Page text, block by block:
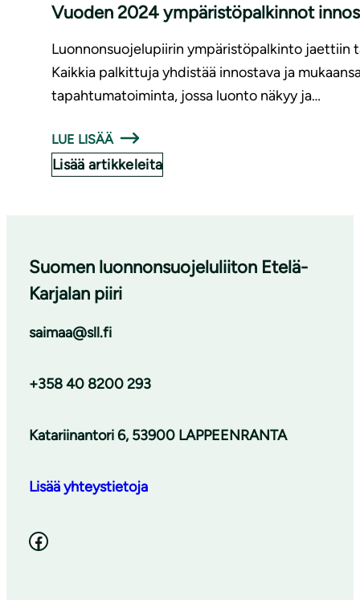
Vuoden 2024 ym­pä­ris­tö­pal­kin­not
Luonnonsuojelupiirin ympäristöpalkinto jaettiin
Kaikkia palkittuja yhdistää innostava ja
tapahtumatoiminta, jossa luonto näkyy ja…
LUE LISÄÄ
Lisää artikkeleita
Suomen luonnonsuojeluliiton Etelä-
Karjalan piiri
saimaa@sll.fi
+358 40 8200 293
Katariinantori 6, 53900 LAPPEENRANTA
Lisää yhteystietoja
Facebook